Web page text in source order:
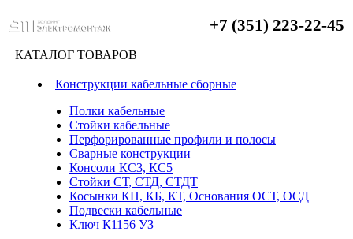
+7 (351) 223-22-45
КАТАЛОГ ТОВАРОВ
Конструкции кабельные сборные
Полки кабельные
Стойки кабельные
Перфорированные профили и полосы
Сварные конструкции
Консоли КС3, КС5
Стойки СТ, СТД, СТДТ
Косынки КП, КБ, КТ, Основания ОСТ, ОСД
Подвески кабельные
Ключ К1156 УЗ